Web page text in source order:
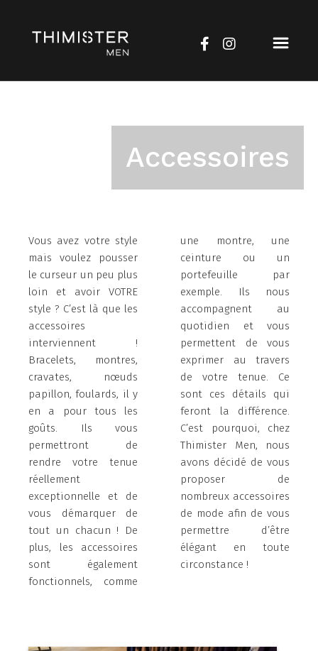
Magasin
Thimister
principale
Accessoires
Vous avez votre style
mais voulez pousser
le curseur un peu plus
loin et avoir VOTRE
style ? C’est là que les
accessoires
interviennent !
Bracelets, montres,
cravates, nœuds
papillon, foulards, il y
en a pour tous les
goûts. Ils vous
permettront de
rendre votre tenue
réellement
exceptionnelle et de
vous démarquer de
tout un chacun ! De
plus, les accessoires
sont également
fonctionnels, comme
une montre, une
ceinture ou un
portefeuille par
exemple. Ils nous
accompagnent au
quotidien et vous
permettent de vous
exprimer au travers
de votre tenue. Ce
sont ces détails qui
feront la différence.
C’est pourquoi, chez
Thimister Men, nous
avons décidé de vous
proposer de
nombreux accessoires
de mode afin de vous
permettre d’être
élégant en toute
circonstance !